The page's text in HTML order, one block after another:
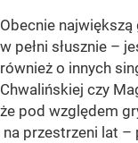
Obecnie
w pełni słusznie –
również o innych
Chwalińskiej czy
że pod względem
na przestrzeni lat –